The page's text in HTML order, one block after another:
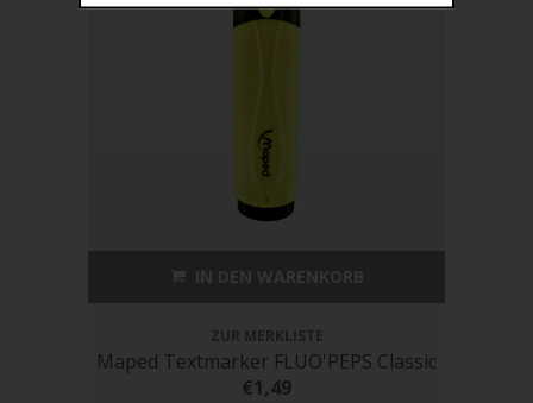
Maped Textmarker FLUO'PEPS Classic
€1,49